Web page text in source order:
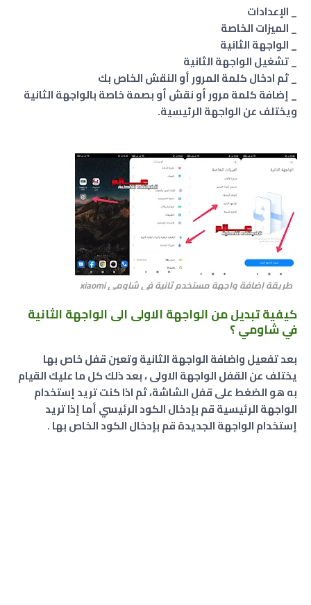
_ الإعدادات
_ الميزات الخاصة
_ الواجهة الثانية
_ تشغيل الواجهة الثانية
_ ثم ادخال كلمة المرور أو النقش الخاص بك
_ إضافة كلمة مرور أو نقش أو بصمة خاصة بالواجهة الثانية
ويختلف عن الواجهة الرئيسية.
طريقة إضافة واجهة مستخدم ثانية فى شاومي xiaomi
كيفية تبديل من الواجهة الاولى الى الواجهة الثانية
في شاومي ؟
بعد تفعيل واضافة الواجهة الثانية وتعين قفل خاص بها
يختلف عن القفل الواجهة الاولى ، بعد ذلك كل ما عليك القيام
به هو الضغط على قفل الشاشة، ثم اذا كنت تريد إستخدام
الواجهة الرئيسية قم بإدخال الكود الرئيسي أما إذا تريد
إستخدام الواجهة الجديدة قم بإدخال الكود الخاص بها .